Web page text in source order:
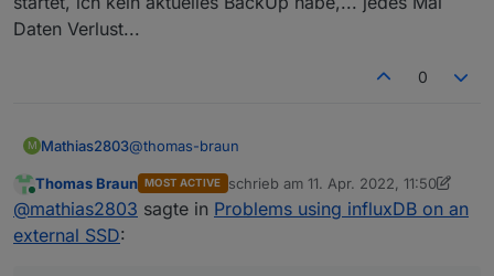
Daten Verlust...
0
M Mathias2803@thomas-braun
Das mouten passiert durch "/etc/fstab" und dem
Eintrag:
Online
Thomas Braun MOST ACTIVE schrieb am 11. Apr. 2022, 11:50
zuletzt editiert von Thomas Braun
@mathias2803 sagte in Problems using influxDB on an
external SSD: